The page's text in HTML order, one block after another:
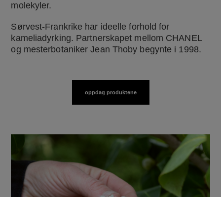
molekyler.
Sørvest-Frankrike har ideelle forhold for
kameliadyrking. Partnerskapet mellom CHANEL
og mesterbotaniker Jean Thoby begynte i 1998.
oppdag produktene